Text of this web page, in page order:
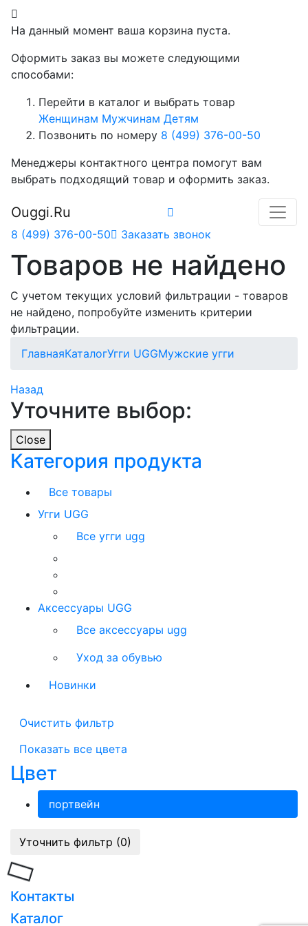
На данный момент ваша корзина пуста.
Оформить заказ вы можете следующими
способами:
Перейти в каталог и выбрать товар
Женщинам Мужчинам Детям
Позвонить по номеру 8 (499) 376-00-50
Менеджеры контактного центра помогут вам
выбрать подходящий товар и оформить заказ.
Ouggi.Ru
8 (499) 376-00-50 Заказать звонок
Товаров не найдено
С учетом текущих условий фильтрации - товаров
не найдено, попробуйте изменить критерии
фильтрации.
ГлавнаяКаталогУгги UGGМужские угги
Назад
Уточните выбор:
Close
Категория продукта
Все товары
Угги UGG
Все угги ugg
Аксессуары UGG
Все аксессуары ugg
Уход за обувью
Новинки
Очистить фильтр
Показать все цвета
Цвет
портвейн
Уточнить фильтр (0)
Контакты
Каталог